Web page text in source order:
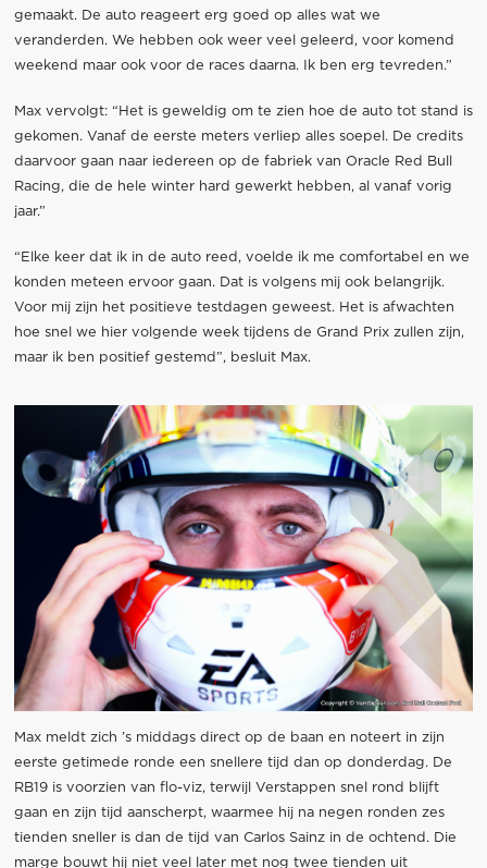
gemaakt. De auto reageert erg goed op alles wat we
veranderden. We hebben ook weer veel geleerd, voor komend
weekend maar ook voor de races daarna. Ik ben erg tevreden.”
Max vervolgt: “Het is geweldig om te zien hoe de auto tot stand is
gekomen. Vanaf de eerste meters verliep alles soepel. De credits
daarvoor gaan naar iedereen op de fabriek van Oracle Red Bull
Racing, die de hele winter hard gewerkt hebben, al vanaf vorig
jaar.”
“Elke keer dat ik in de auto reed, voelde ik me comfortabel en we
konden meteen ervoor gaan. Dat is volgens mij ook belangrijk.
Voor mij zijn het positieve testdagen geweest. Het is afwachten
hoe snel we hier volgende week tijdens de Grand Prix zullen zijn,
maar ik ben positief gestemd”, besluit Max.
Max meldt zich ’s middags direct op de baan en noteert in zijn
eerste getimede ronde een snellere tijd dan op donderdag. De
RB19 is voorzien van flo-viz, terwijl Verstappen snel rond blijft
gaan en zijn tijd aanscherpt, waarmee hij na negen ronden zes
tienden sneller is dan de tijd van Carlos Sainz in de ochtend. Die
marge bouwt hij niet veel later met nog twee tienden uit